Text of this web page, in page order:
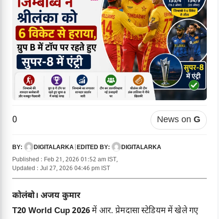
0 News on G
BY: DIGITALARKA EDITED BY:
DIGITALARKA
Published : Feb 21, 2026 01:52 am IST,
Updated : Jul 27, 2026 04:46 pm IST
कोलंबो। अजय कुमार
T20 World Cup 2026में आर. प्रेमदासा स्टेडियम में खेले गए